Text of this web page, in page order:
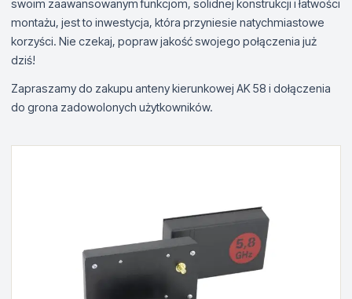
swoim zaawansowanym funkcjom, solidnej konstrukcji i łatwości
montażu, jest to inwestycja, która przyniesie natychmiastowe
korzyści. Nie czekaj, popraw jakość swojego połączenia już
dziś!
Zapraszamy do zakupu anteny kierunkowej AK 58 i dołączenia
do grona zadowolonych użytkowników.